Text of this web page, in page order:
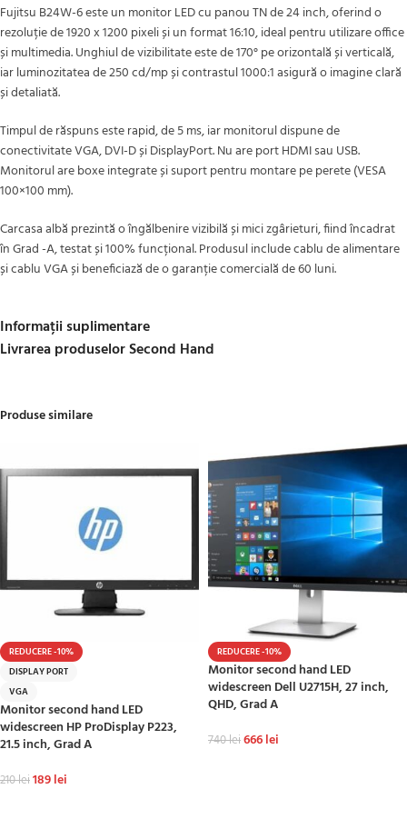
Fujitsu B24W-6 este un monitor LED cu panou TN de 24 inch, oferind o
rezoluție de 1920 x 1200 pixeli și un format 16:10, ideal pentru utilizare office
și multimedia. Unghiul de vizibilitate este de 170° pe orizontală și verticală,
iar luminozitatea de 250 cd/mp și contrastul 1000:1 asigură o imagine clară
și detaliată.
Timpul de răspuns este rapid, de 5 ms, iar monitorul dispune de
conectivitate VGA, DVI-D și DisplayPort. Nu are port HDMI sau USB.
Monitorul are boxe integrate și suport pentru montare pe perete (VESA
100×100 mm).
Carcasa albă prezintă o îngălbenire vizibilă și mici zgârieturi, fiind încadrat
în Grad -A, testat și 100% funcțional. Produsul include cablu de alimentare
și cablu VGA și beneficiază de o garanție comercială de 60 luni.
Informații suplimentare
Livrarea produselor Second Hand
Produse similare
REDUCERE -10%
DISPLAY PORT
VGA
Monitor second hand LED
widescreen HP ProDisplay P223,
21.5 inch, Grad A
210lei189lei
REDUCERE -10%
Monitor second hand LED
widescreen Dell U2715H, 27 inch,
QHD, Grad A
740lei666lei